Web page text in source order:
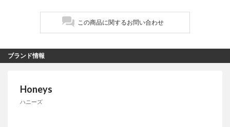
この商品に関するお問い合わせ
ブランド情報
Honeys
ハニーズ